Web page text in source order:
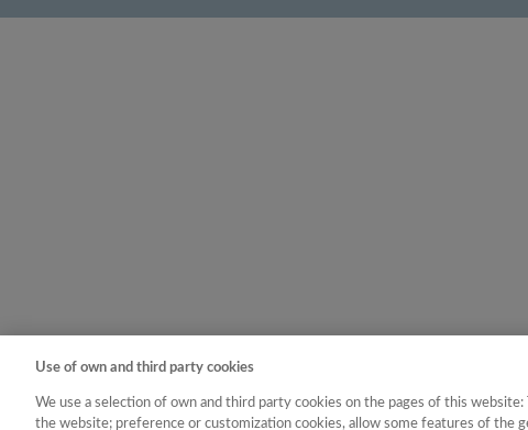
Use of own and third party cookies
We use a selection of own and third party cookies on the pages of this website:
the website; preference or customization cookies, allow some features of the